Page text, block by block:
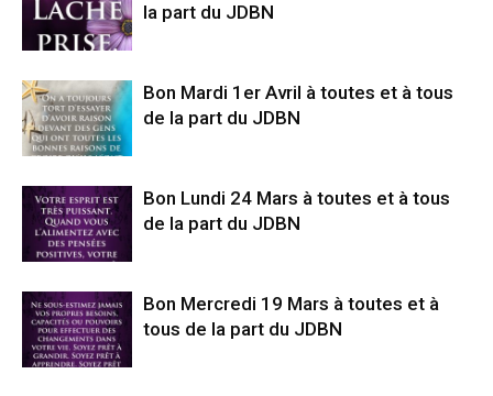
la part du JDBN
Bon Mardi 1er Avril à toutes et à tous
de la part du JDBN
Bon Lundi 24 Mars à toutes et à tous
de la part du JDBN
Bon Mercredi 19 Mars à toutes et à
tous de la part du JDBN